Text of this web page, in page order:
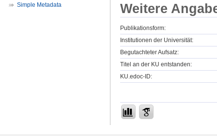
Simple Metadata
Weitere
Publikationsform:
Institutionen der Universität:
Begutachteter Aufsatz:
Titel an der KU entstanden:
KU.edoc-ID: